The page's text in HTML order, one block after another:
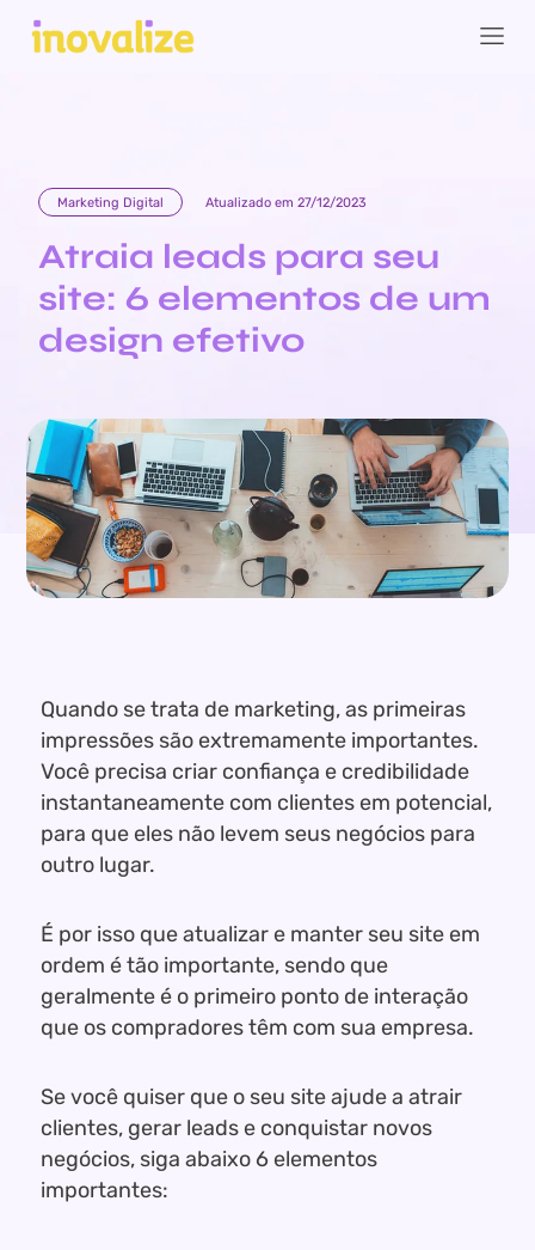
Marketing Digital Atualizado em 27/12/2023
Atraia leads para seu
site: 6 elementos de um
design efetivo
Quando se trata de marketing, as primeiras
impressões são extremamente importantes.
Você precisa criar confiança e credibilidade
instantaneamente com clientes em potencial,
para que eles não levem seus negócios para
outro lugar.
É por isso que atualizar e manter seu site em
ordem é tão importante, sendo que
geralmente é o primeiro ponto de interação
que os compradores têm com sua empresa.
Se você quiser que o seu site ajude a atrair
clientes, gerar leads e conquistar novos
negócios, siga abaixo 6 elementos
importantes: